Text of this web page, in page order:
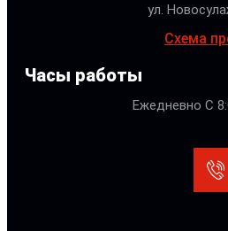
ул.
Схема
Часы работы
Ежедневно С